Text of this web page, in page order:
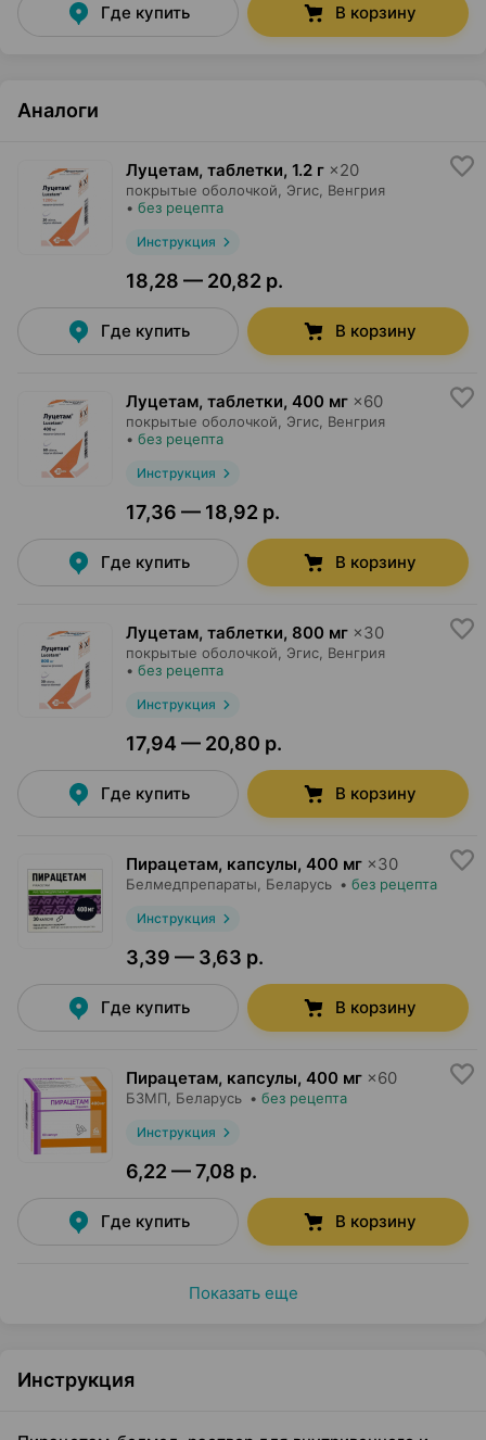
Где купить В корзину
Аналоги
Луцетам, таблетки, 1.2 г ×20
покрытые оболочкой, Эгис , Венгрия
• без рецепта
Инструкция
18,28 — 20,82 р.
Где купить В корзину
Луцетам, таблетки, 400 мг ×60
покрытые оболочкой, Эгис , Венгрия
• без рецепта
Инструкция
17,36 — 18,92 р.
Где купить В корзину
Луцетам, таблетки, 800 мг ×30
покрытые оболочкой, Эгис , Венгрия
• без рецепта
Инструкция
17,94 — 20,80 р.
Где купить В корзину
Пирацетам, капсулы, 400 мг ×30
Белмедпрепараты , Беларусь • без рецепта
Инструкция
3,39 — 3,63 р.
Где купить В корзину
Пирацетам, капсулы, 400 мг ×60
БЗМП , Беларусь • без рецепта
Инструкция
6,22 — 7,08 р.
Где купить В корзину
Показать еще
Инструкция